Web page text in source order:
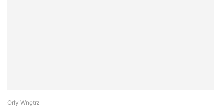
Orły Wnętrz